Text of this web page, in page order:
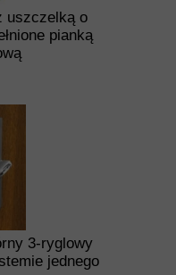
3-ryglowy
jednego
uszczelką o
pianką